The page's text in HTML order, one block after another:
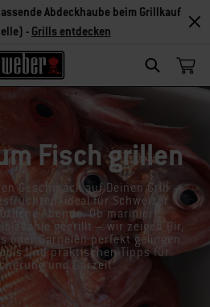
SEARCH
Abdeckhaube beim Grillkauf
- Grills entdecken
Fisch grillen
Geschmack auf Deinen Grill –
ideal für Schweizer
Abende. Ob mariniert,
gegrillt – wir zeigen Dir,
oder Garnelen perfekt gelingen.
und praktischen Tipps für
und Garzeit.